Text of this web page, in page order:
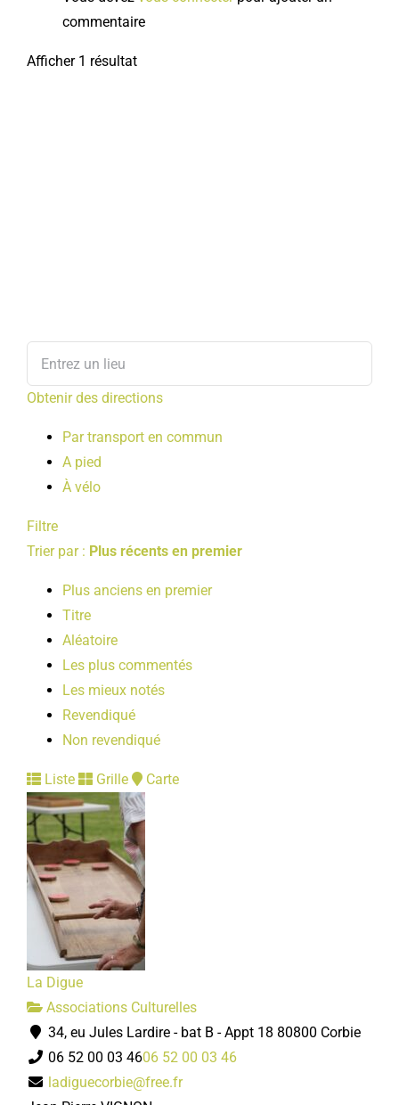
commentaire
Afficher 1 résultat
Obtenir des directions
Par transport en commun
A pied
À vélo
Filtre
Trier par : Plus récents en premier
Plus anciens en premier
Titre
Aléatoire
Les plus commentés
Les mieux notés
Revendiqué
Non revendiqué
Liste Grille Carte
La Digue
Associations Culturelles
34, eu Jules Lardire - bat B - Appt 18 80800 Corbie
06 52 00 03 4606 52 00 03 46
ladiguecorbie@free.fr